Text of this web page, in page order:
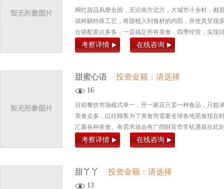
网红甜品风靡全国，无论南方北方，大城市小乡村，都
或榨龋特殊工艺，将甜植入到食材的内部，并使其呈现
合搭配卖点多多，一店搞定所有美食，四季经营，实现
考察详情 在线咨询
甜蜜心语 投资金额：请选择
16
目前餐饮市场模式单一，开一家店只卖一种食品，只能
美食众多，以往顾客为了美食而需要全球各地觅食现在
汇聚各种美食。有需求就会有广阔财富市常机遇就在此
考察详情 在线咨询
甜丫丫 投资金额：请选择
13